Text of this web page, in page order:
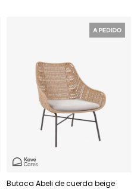
Butaca Abeli de cuerda beige